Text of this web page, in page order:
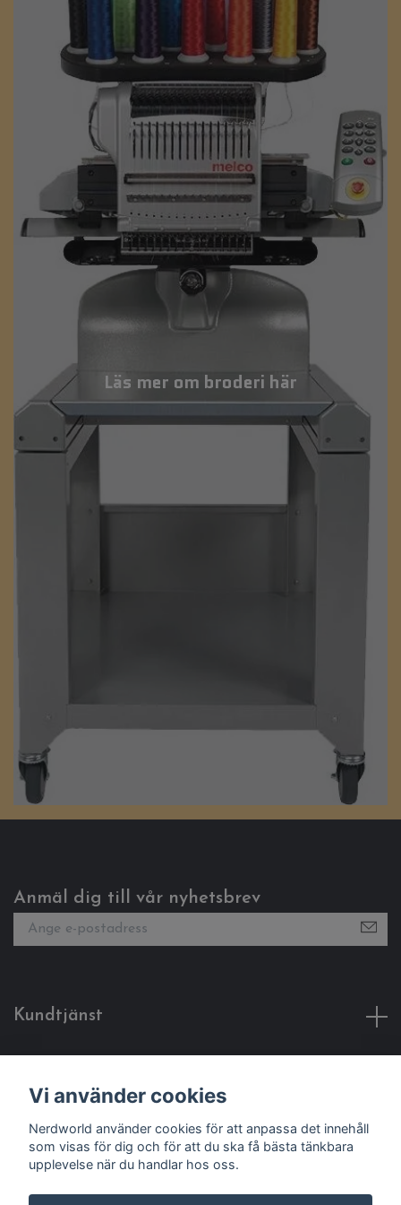
Läs mer om broderi här
Anmäl dig till vår nyhetsbrev
Kundtjänst
Sociala medier
Vi använder cookies
Nerdworld använder cookies för att anpassa det innehåll
som visas för dig och för att du ska få bästa tänkbara
upplevelse när du handlar hos oss.